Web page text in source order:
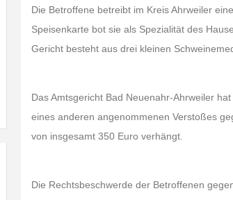
Die Betroffene betreibt im Kreis Ahrweiler
Speisenkarte bot sie als Spezialität des
Gericht besteht aus drei kleinen
Das Amtsgericht Bad Neuenahr-Ahrweiler
eines anderen angenommenen Verstoßes
von insgesamt 350 Euro verhängt.
Die Rechtsbeschwerde der Betroffenen